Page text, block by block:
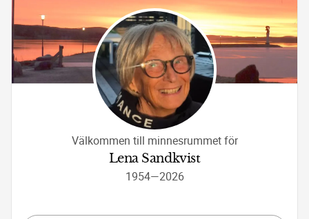
Välkommen till minnesrummet för
Lena Sandkvist
1954—2026